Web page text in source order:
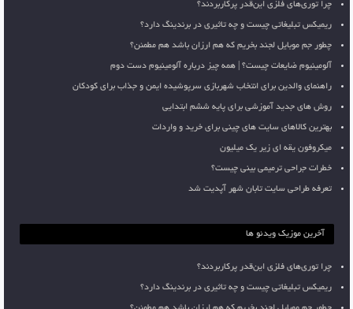
چرا توری‌های فلزی این‌قدر پرکاربردند؟
ریمیکس تبلیغاتی چیست و چه تاثیری در برندینگ دارد؟
چطور جم موبایل لجند بخریم که هم ارزان باشد هم مطمئن؟
آلومینیوم ضایعات چیست؟ | همه چیز درباره آلومینیوم دست دوم
راهنمای والدین برای انتخاب شهربازی سرپوشیده ایمن و جذاب برای کودکان
روش های جدید آموزشی برای پایه ششم ابتدایی
بهترین کالاهای سایت های چینی برای خرید و واردات
میکروفون یقه ای زیر یک میلیون
خطرات جراحی ترمیمی بینی چیست؟
تعرفه طراحی سایت تابان شهر آپدیت شد
آخرین موزیک ویدئو ها
چرا توری‌های فلزی این‌قدر پرکاربردند؟
ریمیکس تبلیغاتی چیست و چه تاثیری در برندینگ دارد؟